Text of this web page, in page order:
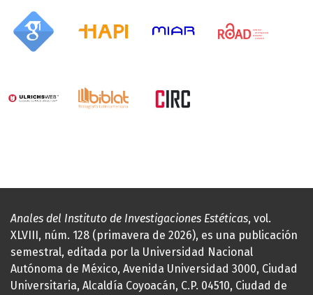
Anales del Instituto de Investigaciones Estéticas, vol.
XLVIII, núm. 128 (primavera de 2026), es una publicación
semestral, editada por la Universidad Nacional
Autónoma de México, Avenida Universidad 3000, Ciudad
Universitaria, Alcaldía Coyoacán, C.P. 04510, Ciudad de